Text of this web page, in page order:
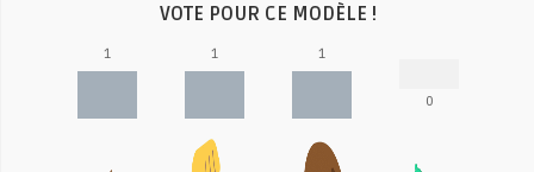
VOTE POUR CE MODÈLE !
1 1 1
0